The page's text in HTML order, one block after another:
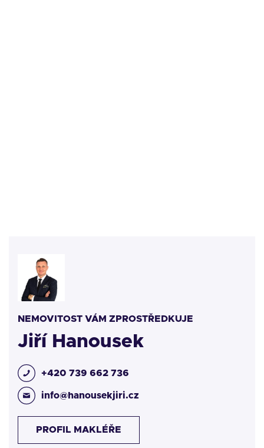
NEMOVITOST VÁM ZPROSTŘEDKUJE
Jiří Hanousek
+420 739 662 736
info@hanousekjiri.cz
PROFIL MAKLÉŘE